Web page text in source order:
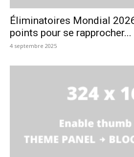
Éliminatoires Mondial
points pour se rapprocher...
4 septembre 2025